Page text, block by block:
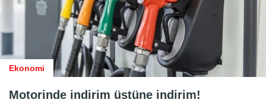
Ekonomi
Motorinde indirim üstüne indirim!